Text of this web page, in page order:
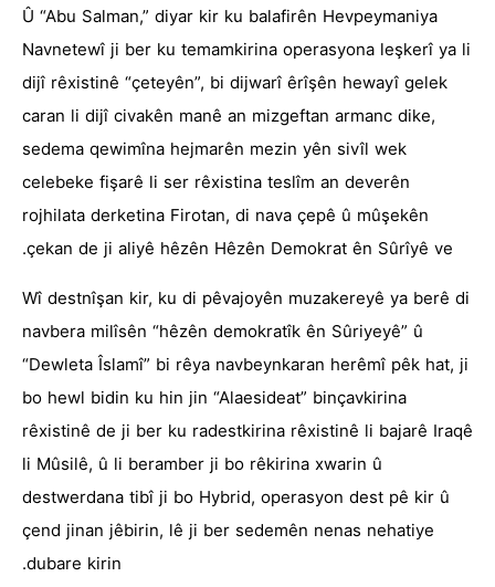
Û “Abu Salman,” diyar kir ku balafirên Hevpeymaniya
Navnetewî ji ber ku temamkirina operasyona leşkerî ya li
dijî rêxistinê “çeteyên”, bi dijwarî êrîşên hewayî gelek
caran li dijî civakên manê an mizgeftan armanc dike,
sedema qewimîna hejmarên mezin yên sivîl wek
celebeke fişarê li ser rêxistina teslîm an deverên
rojhilata derketina Firotan, di nava çepê û mûşekên
çekan de ji aliyê hêzên Hêzên Demokrat ên Sûrîyê ve.
Wî destnîşan kir, ku di pêvajoyên muzakereyê ya berê di
navbera milîsên “hêzên demokratîk ên Sûriyeyê” û
“Dewleta Îslamî” bi rêya navbeynkaran herêmî pêk hat, ji
bo hewl bidin ku hin jin “Alaesideat” binçavkirina
rêxistinê de ji ber ku radestkirina rêxistinê li bajarê Iraqê
li Mûsilê, û li beramber ji bo rêkirina xwarin û
destwerdana tibî ji bo Hybrid, operasyon dest pê kir û
çend jinan jêbirin, lê ji ber sedemên nenas nehatiye
dubare kirin.